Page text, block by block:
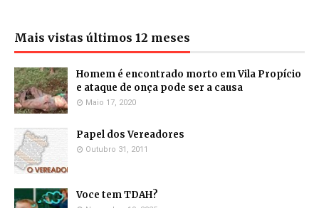
Mais vistas últimos 12 meses
Homem é encontrado morto em Vila Propício
e ataque de onça pode ser a causa
Maio 17, 2020
Papel dos Vereadores
Outubro 31, 2011
Voce tem TDAH?